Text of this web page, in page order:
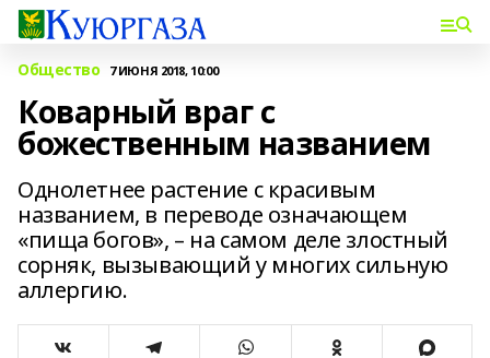
Общество 7 ИЮНЯ 2018, 10:00
Коварный враг с
божественным названием
Однолетнее растение с красивым
названием, в переводе означающем
«пища богов», – на самом деле злостный
сорняк, вызывающий у многих сильную
аллергию.